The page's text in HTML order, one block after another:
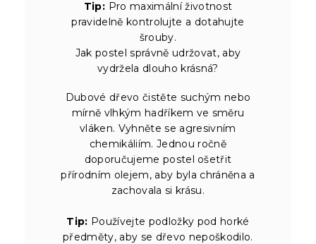
Tip: Pro maximální životnost
pravidelně kontrolujte a dotahujte
šrouby.
Jak postel správně udržovat, aby
vydržela dlouho krásná?
Dubové dřevo čistěte suchým nebo
mírně vlhkým hadříkem ve směru
vláken. Vyhněte se agresivním
chemikáliím. Jednou ročně
doporučujeme postel ošetřit
přírodním olejem, aby byla chráněna a
zachovala si krásu.
Tip: Používejte podložky pod horké
předměty, aby se dřevo nepoškodilo.